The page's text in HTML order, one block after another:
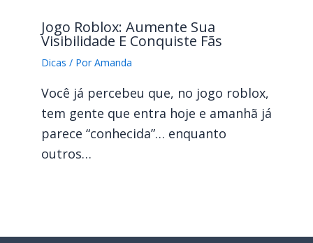
Jogo Roblox: Aumente Sua
Visibilidade E Conquiste Fãs
Dicas / PorAmanda
Você já percebeu que, no jogo roblox,
tem gente que entra hoje e amanhã já
parece “conhecida”… enquanto
outros…